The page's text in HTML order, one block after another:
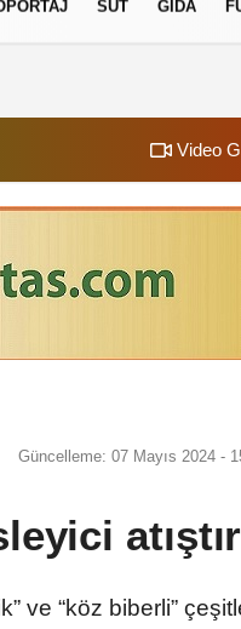
SÜT GIDA
Video
Güncelleme: 07 Mayıs 2024 -
ve “köz biberli”